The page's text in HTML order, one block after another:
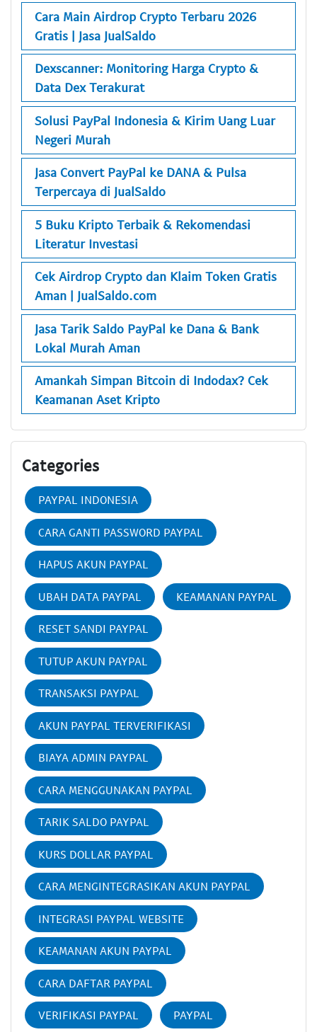
Cara Main Airdrop Crypto Terbaru 2026
Gratis | Jasa JualSaldo
Dexscanner: Monitoring Harga Crypto &
Data Dex Terakurat
Solusi PayPal Indonesia & Kirim Uang Luar
Negeri Murah
Jasa Convert PayPal ke DANA & Pulsa
Terpercaya di JualSaldo
5 Buku Kripto Terbaik & Rekomendasi
Literatur Investasi
Cek Airdrop Crypto dan Klaim Token Gratis
Aman | JualSaldo.com
Jasa Tarik Saldo PayPal ke Dana & Bank
Lokal Murah Aman
Amankah Simpan Bitcoin di Indodax? Cek
Keamanan Aset Kripto
Categories
PAYPAL INDONESIA
CARA GANTI PASSWORD PAYPAL
HAPUS AKUN PAYPAL
UBAH DATA PAYPAL KEAMANAN PAYPAL
RESET SANDI PAYPAL
TUTUP AKUN PAYPAL
TRANSAKSI PAYPAL
AKUN PAYPAL TERVERIFIKASI
BIAYA ADMIN PAYPAL
CARA MENGGUNAKAN PAYPAL
TARIK SALDO PAYPAL
KURS DOLLAR PAYPAL
CARA MENGINTEGRASIKAN AKUN PAYPAL
INTEGRASI PAYPAL WEBSITE
KEAMANAN AKUN PAYPAL
CARA DAFTAR PAYPAL
VERIFIKASI PAYPAL PAYPAL